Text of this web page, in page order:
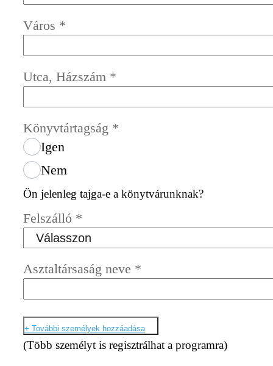
Város *
Utca, Házszám *
Könyvtártagság *
Igen
Nem
Ön jelenleg tajga-e a könytvárunknak?
Felszálló *
Asztaltársaság neve *
+ További személyek hozzáadása
(Több személyt is regisztrálhat a programra)